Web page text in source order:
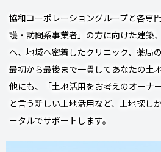
協和コーポレーショングループと各専
護・訪問系事業者」の方に向けた建築、
へ、地域へ密着したクリニック、薬局
最初から最後まで一貫してあなたの土
他にも、「土地活用をお考えのオーナ
と言う新しい土地活用など、 土地探し
ータルでサポートします。